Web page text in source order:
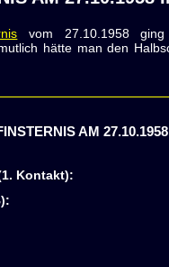
vom 27.10.1958
hätte man den
AM 27.10.1958
Kontakt):